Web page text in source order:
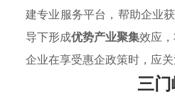
建专业服务平台，帮助企业
导下形成优势产业聚集效应
企业在享受惠企政策时，应
三